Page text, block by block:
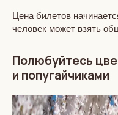
Цена билетов
человек может взять
Полюбуйтесь
и попугайчиками